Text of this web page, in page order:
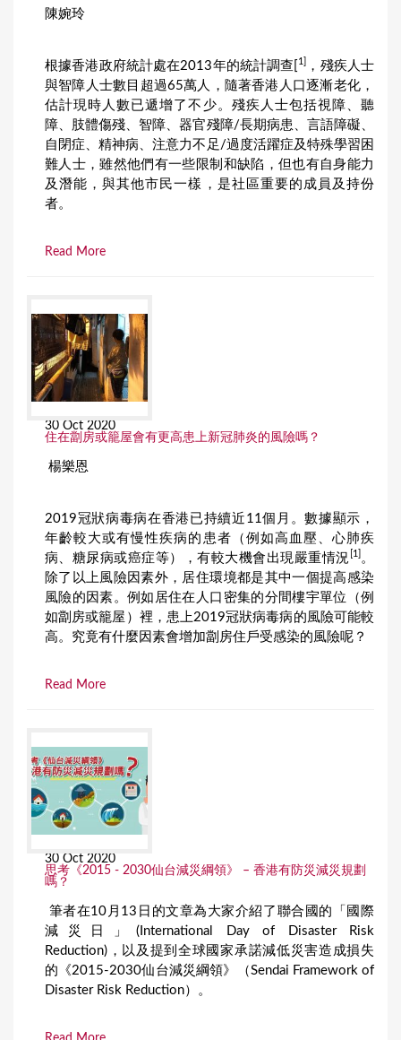
陳婉玲
根據香港政府統計處在2013年的統計調查[ 1]
，殘疾人士
與智障人士數目超過65萬人，隨著香港人口逐漸老化，
估計現時人數已遞增了不少。殘疾人士包括視障、聽
障、肢體傷殘、智障、器官殘障/長期病患、言語障礙、
自閉症、精神病、注意力不足/過度活躍症及特殊學習困
難人士，雖然他們有一些限制和缺陷，但也有自身能力
及潛能，與其他市民一樣，是社區重要的成員及持份
者。
Read More
30 Oct 2020
住在劏房或籠屋會有更高患上新冠肺炎的風險嗎？
楊樂恩
2019冠狀病毒病在香港已持續近11個月。數據顯示，
年齡較大或有慢性疾病的患者（例如高血壓、心肺疾
病、糖尿病或癌症等），有較大機會出現嚴重情況 [1] 。
除了以上風險因素外，居住環境都是其中一個提高感染
風險的因素。例如居住在人口密集的分間樓宇單位（例
如劏房或籠屋）裡，患上2019冠狀病毒病的風險可能較
高。究竟有什麼因素會增加劏房住戶受感染的風險呢？
Read More
30 Oct 2020
思考《2015 - 2030仙台減災綱領》 – 香港有防災減災規劃
嗎？
筆者在10月13日的文章為大家介紹了聯合國的「國際
減災日」(International Day of Disaster Risk
Reduction)，以及提到全球國家承諾減低災害造成損失
的《2015-2030仙台減災綱領》（Sendai Framework of
Disaster Risk Reduction）。